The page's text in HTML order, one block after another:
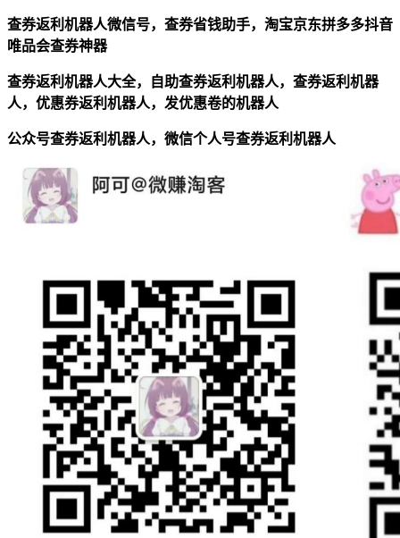
查券返利机器人微信号，查券省钱助手，淘宝京东拼多多抖音
唯品会查券神器
查券返利机器人大全，自助查券返利机器人，查券返利机器
人，优惠券返利机器人，发优惠卷的机器人
公众号查券返利机器人，微信个人号查券返利机器人